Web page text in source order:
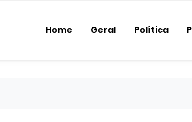
Home Geral Política